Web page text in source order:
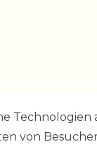
von